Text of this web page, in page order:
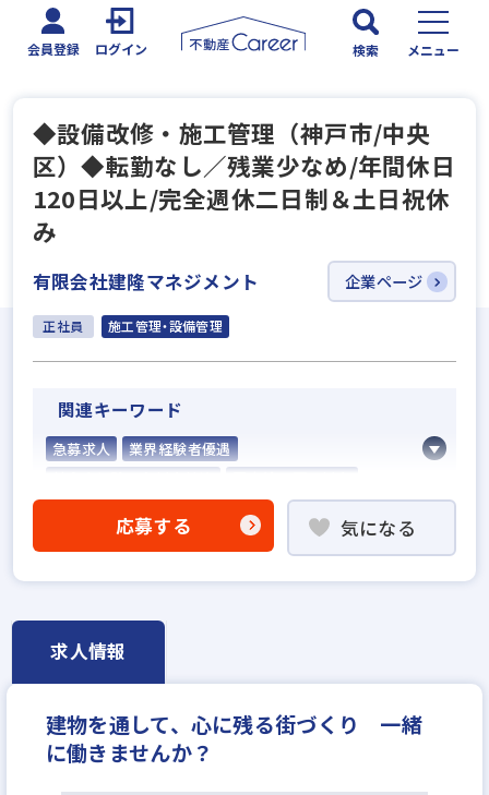
会員登録 ログイン 検索 メニュー
◆設備改修・施工管理（神戸市/中央
区）◆転勤なし／残業少なめ/年間休日
120日以上/完全週休二日制＆土日祝休
み
有限会社建隆マネジメント 企業ページ
正社員 施工管理・設備管理
関連キーワード
急募求人
業界経験者優遇
社宅・家賃補助あり
資格支援制度あり
転勤なし
フレックス勤務あり
応募する 気になる
求人情報
建物を通して、心に残る街づくり 一緒
に働きませんか？